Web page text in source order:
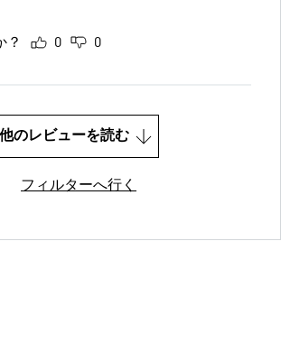
？ 0 0
他のレビューを読む
フィルターへ行く